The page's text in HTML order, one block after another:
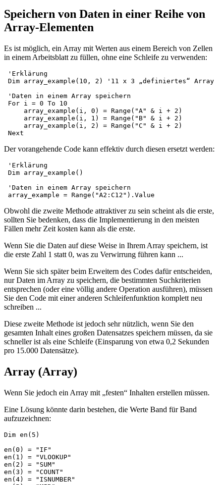
Speichern von Daten in einer Reihe von
Array-Elementen
Es ist möglich, ein Array mit Werten aus einem Bereich von Zellen
in einem Arbeitsblatt zu füllen, ohne eine Schleife zu verwenden:
'Erklärung
Dim array_example(10, 2) '11 x 3 „definiertes“ Array
'Daten in einem Array speichern
For i = 0 To 10
     array_example(i, 0) = Range("A" & i + 2)
     array_example(i, 1) = Range("B" & i + 2)
     array_example(i, 2) = Range("C" & i + 2)
Der vorangehende Code kann effektiv durch diesen ersetzt werden:
'Erklärung
Dim array_example()
'Daten in einem Array speichern
Obwohl die zweite Methode attraktiver zu sein scheint als die erste,
sollten Sie bedenken, dass die Implementierung in den meisten
Fällen mehr Zeit kosten kann als die erste.
Wenn Sie die Daten auf diese Weise in Ihrem Array speichern, ist
die erste Zahl 1 statt 0, was zu Verwirrung führen kann ...
Wenn Sie sich später beim Erweitern des Codes dafür entscheiden,
nur Daten im Array zu speichern, die bestimmten Suchkriterien
entsprechen (oder eine völlig andere Operation ausführen), müssen
Sie den Code mit einer anderen Schleifenfunktion komplett neu
schreiben ...
Diese zweite Methode ist jedoch sehr nützlich, wenn Sie den
gesamten Inhalt eines großen Datensatzes speichern müssen, da sie
schneller ist als eine Schleife (Einsparung von etwa 0,2 Sekunden
pro 15.000 Datensätze).
Array (Array)
Wenn Sie jedoch ein Array mit „festen“ Inhalten erstellen müssen.
Eine Lösung könnte darin bestehen, die Werte Band für Band
aufzuzeichnen:
Dim en(5)
en(0) = "IF"
en(1) = "VLOOKUP"
en(2) = "SUM"
en(3) = "COUNT"
en(4) = "ISNUMBER"